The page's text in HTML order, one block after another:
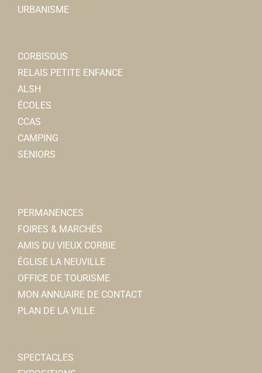
URBANISME
CORBISOUS
RELAIS PETITE ENFANCE
ALSH
ÉCOLES
CCAS
CAMPING
SENIORS
PERMANENCES
FOIRES & MARCHÉS
AMIS DU VIEUX CORBIE
ÉGLISE LA NEUVILLE
OFFICE DE TOURISME
MON ANNUAIRE DE CONTACT
PLAN DE LA VILLE
SPECTACLES